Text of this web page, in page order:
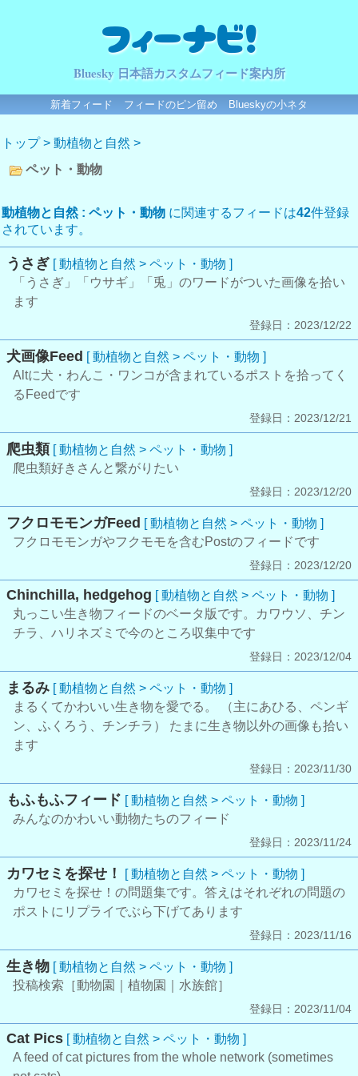
フィーナビ！
Bluesky 日本語カスタムフィード案内所
新着フィード フィードのピン留め Blueskyの小ネタ
トップ> 動植物と自然 >
ペット・動物
動植物と自然 : ペット・動物 に関連するフィードは42件登録
されています。
うさぎ [ 動植物と自然 > ペット・動物 ]
「うさぎ」「ウサギ」「兎」のワードがついた画像を拾い
ます
登録日：2023/12/22
犬画像Feed [ 動植物と自然 > ペット・動物 ]
Altに犬・わんこ・ワンコが含まれているポストを拾ってく
るFeedです
登録日：2023/12/21
爬虫類 [ 動植物と自然 > ペット・動物 ]
爬虫類好きさんと繋がりたい
登録日：2023/12/20
フクロモモンガFeed [ 動植物と自然 > ペット・動物 ]
フクロモモンガやフクモモを含むPostのフィードです
登録日：2023/12/20
Chinchilla, hedgehog [ 動植物と自然 > ペット・動物 ]
丸っこい生き物フィードのベータ版です。カワウソ、チン
チラ、ハリネズミで今のところ収集中です
登録日：2023/12/04
まるみ [ 動植物と自然 > ペット・動物 ]
まるくてかわいい生き物を愛でる。 （主にあひる、ペンギ
ン、ふくろう、チンチラ） たまに生き物以外の画像も拾い
ます
登録日：2023/11/30
もふもふフィード [ 動植物と自然 > ペット・動物 ]
みんなのかわいい動物たちのフィード
登録日：2023/11/24
カワセミを探せ！
[ 動植物と自然 > ペット・動物 ]
カワセミを探せ！の問題集です。答えはそれぞれの問題の
ポストにリプライでぶら下げてあります
登録日：2023/11/16
生き物 [ 動植物と自然 > ペット・動物 ]
投稿検索［動物園｜植物園｜水族館］
登録日：2023/11/04
Cat Pics [ 動植物と自然 > ペット・動物 ]
A feed of cat pictures from the whole network (sometimes